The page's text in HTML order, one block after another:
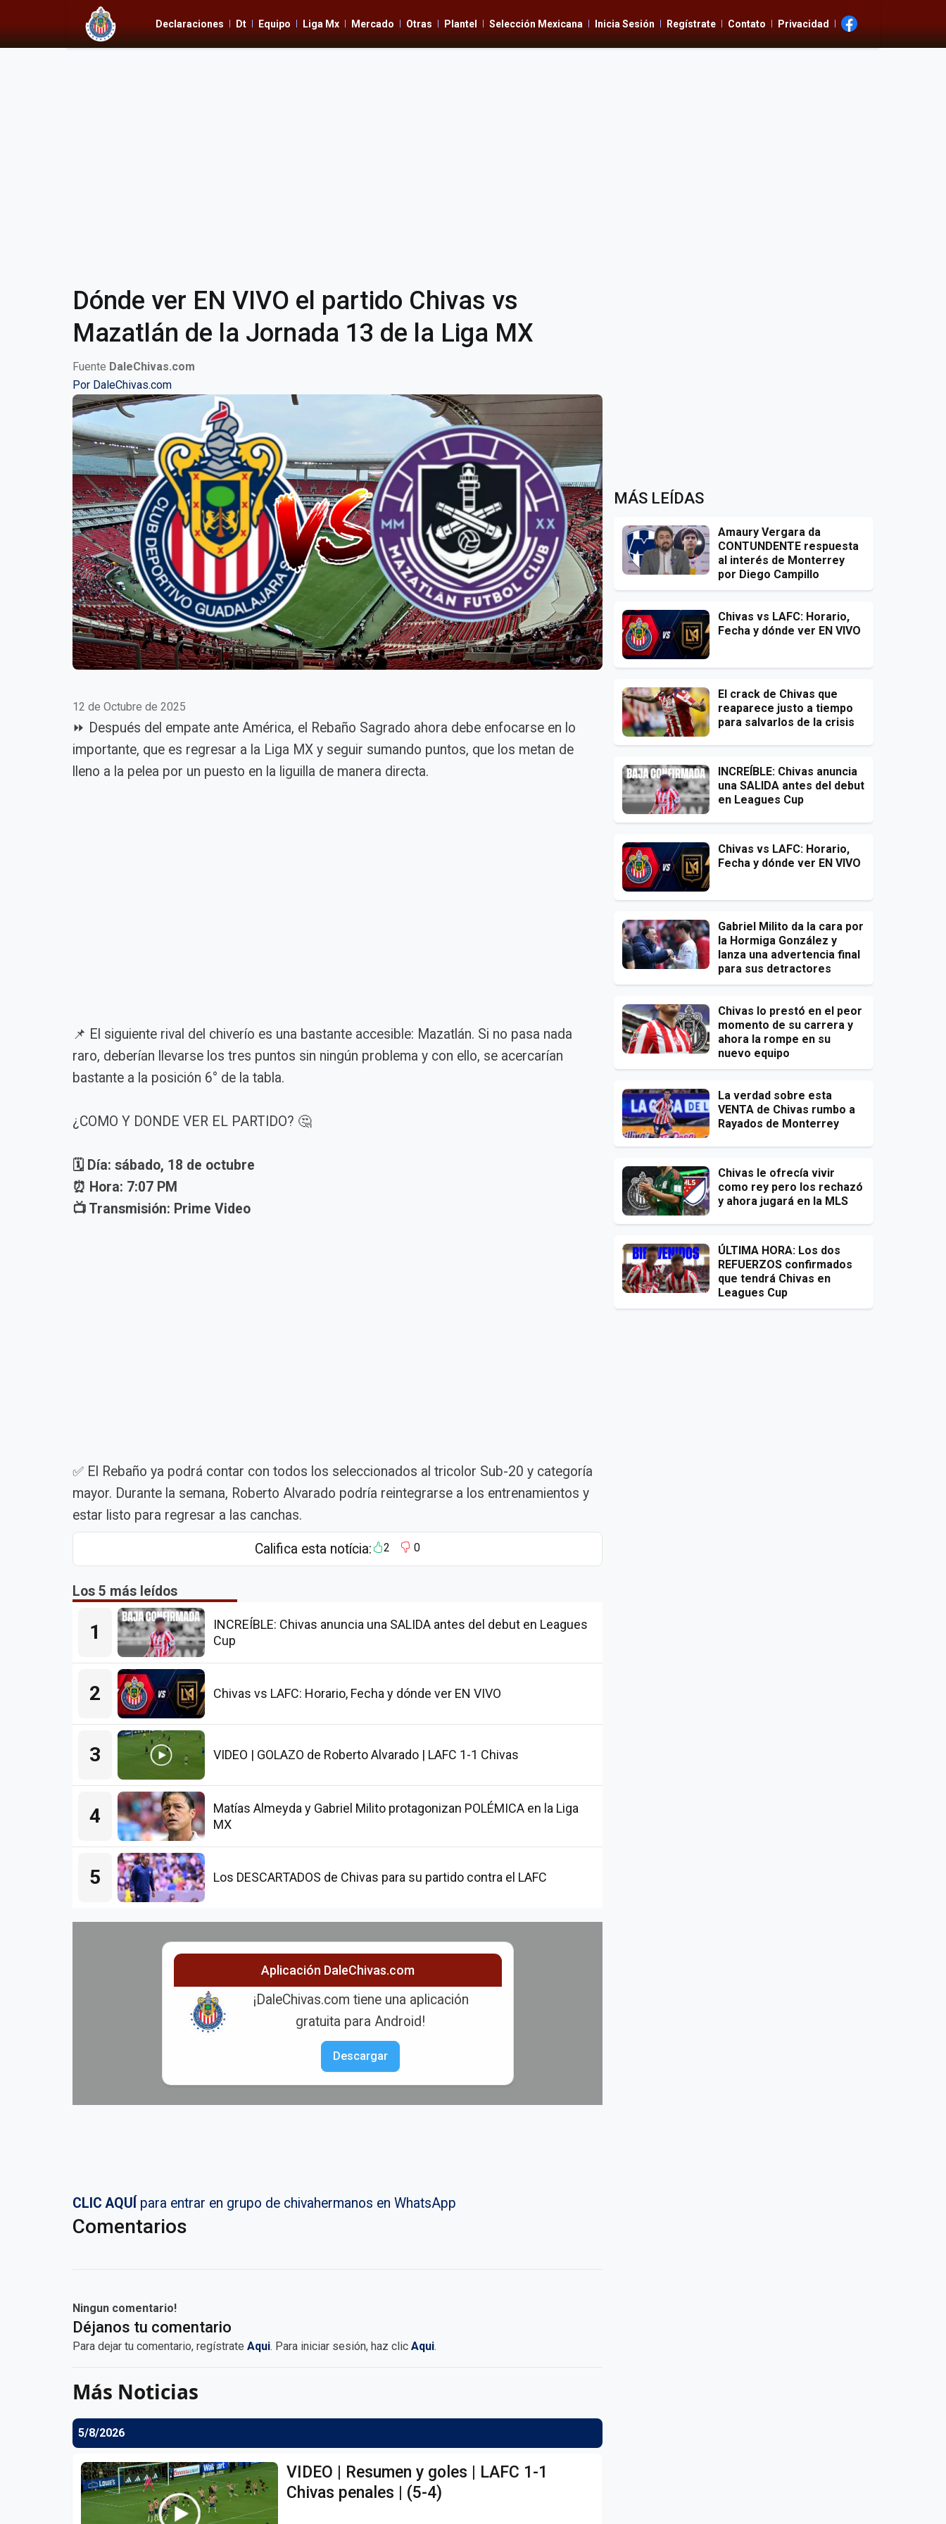
Declaraciones Dt Equipo Liga Mx Mercado Otras Plantel Selección Mexicana Inicia Sesión Regístrate Contato Privacidad
Dónde ver EN VIVO el partido Chivas vs
Mazatlán de la Jornada 13 de la Liga MX
Fuente DaleChivas.com
Por DaleChivas.com
12 de Octubre de 2025
⏩ Después del empate ante América, el Rebaño Sagrado ahora debe enfocarse en lo
importante, que es regresar a la Liga MX y seguir sumando puntos, que los metan de
lleno a la pelea por un puesto en la liguilla de manera directa.
📌 El siguiente rival del chiverío es una bastante accesible: Mazatlán. Si no pasa nada
raro, deberían llevarse los tres puntos sin ningún problema y con ello, se acercarían
bastante a la posición 6° de la tabla.
¿COMO Y DONDE VER EL PARTIDO? 🤔
🗓️ Día: sábado, 18 de octubre
⏰ Hora: 7:07 PM
📺 Transmisión: Prime Video
✅ El Rebaño ya podrá contar con todos los seleccionados al tricolor Sub-20 y categoría
mayor. Durante la semana, Roberto Alvarado podría reintegrarse a los entrenamientos y
estar listo para regresar a las canchas.
Califica esta notícia: 2 0
Los 5 más leídos
1
INCREÍBLE: Chivas anuncia una SALIDA antes del debut en Leagues
Cup
2 Chivas vs LAFC: Horario, Fecha y dónde ver EN VIVO
3 VIDEO | GOLAZO de Roberto Alvarado | LAFC 1-1 Chivas
4
Matías Almeyda y Gabriel Milito protagonizan POLÉMICA en la Liga
MX
5 Los DESCARTADOS de Chivas para su partido contra el LAFC
Aplicación DaleChivas.com
¡DaleChivas.com tiene una aplicación
gratuita para Android!
Descargar
CLIC AQUÍ para entrar en grupo de chivahermanos en WhatsApp
Comentarios
Ningun comentario!
Déjanos tu comentario
Para dejar tu comentario, regístrate Aqui. Para iniciar sesión, haz clic Aqui.
Más Noticias
5/8/2026
VIDEO | Resumen y goles | LAFC 1-1
Chivas penales | (5-4)
MÁS LEÍDAS
Amaury Vergara da
CONTUNDENTE respuesta
al interés de Monterrey
por Diego Campillo
Chivas vs LAFC: Horario,
Fecha y dónde ver EN VIVO
El crack de Chivas que
reaparece justo a tiempo
para salvarlos de la crisis
INCREÍBLE: Chivas anuncia
una SALIDA antes del debut
en Leagues Cup
Chivas vs LAFC: Horario,
Fecha y dónde ver EN VIVO
Gabriel Milito da la cara por
la Hormiga González y
lanza una advertencia final
para sus detractores
Chivas lo prestó en el peor
momento de su carrera y
ahora la rompe en su
nuevo equipo
La verdad sobre esta
VENTA de Chivas rumbo a
Rayados de Monterrey
Chivas le ofrecía vivir
como rey pero los rechazó
y ahora jugará en la MLS
ÚLTIMA HORA: Los dos
REFUERZOS confirmados
que tendrá Chivas en
Leagues Cup